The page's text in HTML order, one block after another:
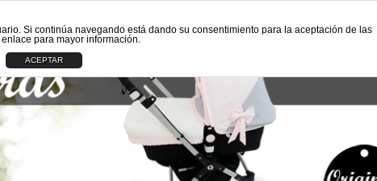
Si continúa navegando está dando su consentimiento para la aceptación de las
para mayor información.
ACEPTAR
Capazos, Sombrillas, Bolsos